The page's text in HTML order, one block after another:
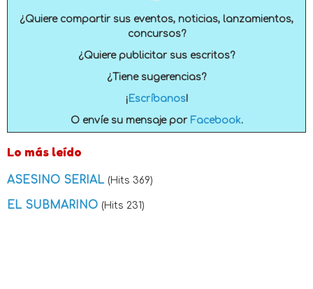
¿Quiere compartir sus eventos, noticias, lanzamientos,
concursos?
¿Quiere publicitar sus escritos?
¿Tiene sugerencias?
¡ Escríbanos!
O envíe su mensaje por Facebook.
Lo más leído
ASESINO SERIAL (Hits 369)
EL SUBMARINO (Hits 231)